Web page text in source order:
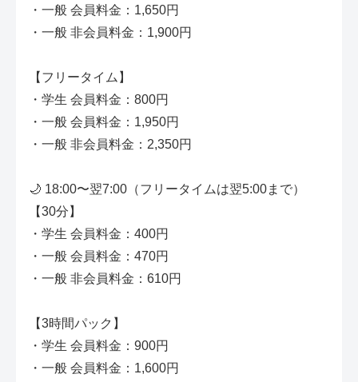
・一般 会員料金：1,650円
・一般 非会員料金：1,900円
【フリータイム】
・学生 会員料金：800円
・一般 会員料金：1,950円
・一般 非会員料金：2,350円
🌙 18:00〜翌7:00（フリータイムは翌5:00まで）
【30分】
・学生 会員料金：400円
・一般 会員料金：470円
・一般 非会員料金：610円
【3時間パック】
・学生 会員料金：900円
・一般 会員料金：1,600円